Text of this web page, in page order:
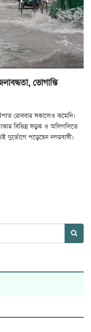
ভোগান্তি
রোববার সকালেও কমেনি।
বিভিন্ন সড়ক ও অলিগলিতে
দুর্ভোগে পড়েছেন নগরবাসী।